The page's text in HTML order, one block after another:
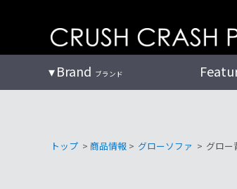
ツ
Brand ブランド
トップ > 商品情報> グローソファ > グロー